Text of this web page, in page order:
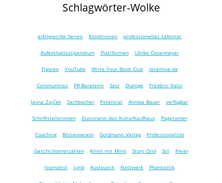
Schlagwörter-Wolke
erfolgreiche Serien Konditionen professionelles Lektorat
Aufenthaltsstipendium Plattformen Ulrike Ostermeyer
Figuren YouTube Write Your Book Club lesenlive.de
Communities PR-Beraterin Satz Dialoge Frédéric Valin
Jasna Zajček Sachbücher Potenzial Annika Bauer verfügbar
Schriftstellerinnen Dussmann das KulturKaufhaus Pageturner
Coaching Börsenverein Goldmann Verlag Professionalität
Geschichtenerzählen Krimi mit Mimi Story Grid Stil freier
Journalist Lyrik Austausch Netzwerk Phantastik